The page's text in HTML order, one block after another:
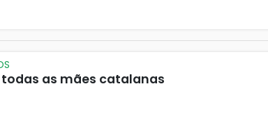
as mães catalanas